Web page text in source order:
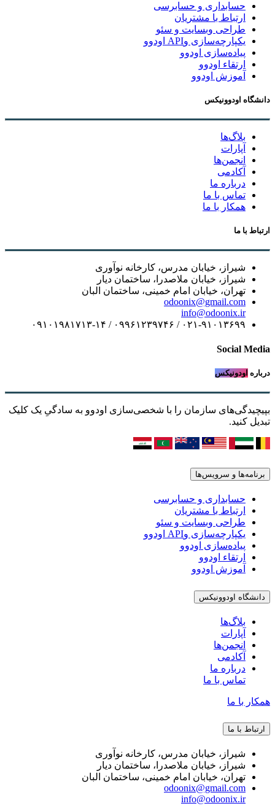
حسابداری و حسابرسی
ارتباط با مشتریان
طراحی وبسایت و سئو
یکپارچه‌سازی وAPI اودوو
پیاده‌سازی اودوو
ارتقاء اودوو
آموزش اودوو
دانشگاه اودوونیکس
بلاگ‌ها
آپارات
انجمن‌ها
آکادمی
درباره ما
تماس با ما
همکار با ما
ارتباط با ما
شیراز، خیابان مدرس، کارخانه نوآوری
شیراز، خیابان ملاصدرا، ساختمان دیار
تهران، خیابان امام خمینی، ساختمان البان
odoonix@gmail.com
info@odoonix.ir
۰۲۱-۹۱۰۱۳۶۹۹ / ۰۹۹۶۱۲۳۹۷۴۶ / ۰۹۱۰۱۹۸۱۷۱۳-۱۴
Social Media
درباره اودونیکس
بپیچیدگی‌های سازمان را با شخصی‌سازی اودوو به سادگیِ یک کلیک
تبدیل کنید.
برنامه‌ها و سرویس‌ها
حسابداری و حسابرسی
ارتباط با مشتریان
طراحی وبسایت و سئو
یکپارچه‌سازی وAPI اودوو
پیاده‌سازی اودوو
ارتقاء اودوو
آموزش اودوو
دانشگاه اودوونیکس
بلاگ‌ها
آپارات
انجمن‌ها
آکادمی
درباره ما
تماس با ما
همکار با ما
ارتباط با ما
شیراز، خیابان مدرس، کارخانه نوآوری
شیراز، خیابان ملاصدرا، ساختمان دیار
تهران، خیابان امام خمینی، ساختمان البان
odoonix@gmail.com
info@odoonix.ir